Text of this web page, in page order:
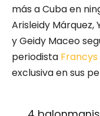
más a Cuba en
Arisleidy Márquez,
y Geidy Maceo
periodista
exclusiva en sus